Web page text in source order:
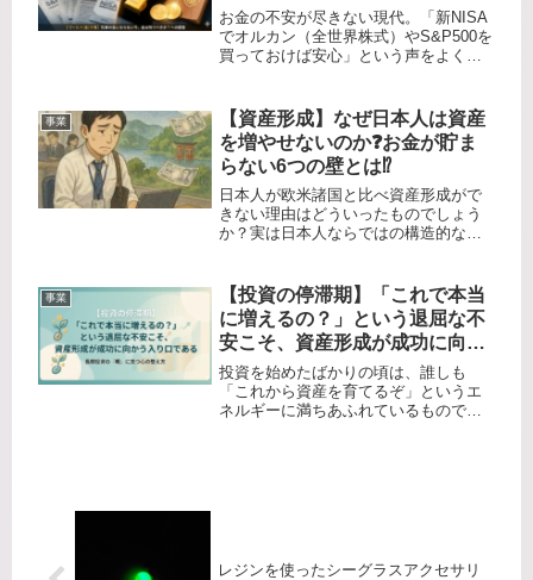
強のお守り
お金の不安が尽きない現代。「新NISA
でオルカン（全世界株式）やS&P500を
買っておけば安心」という声をよく耳
の緊迫化やインフレがニュースを賑わ
すなか、密かに、かつ強烈に...
事業
【資産形成】なぜ日本人は資産
を増やせないのか❓お金が貯ま
らない6つの壁とは⁉️
日本人が欧米諸国と比べ資産形成がで
きない理由はどういったものでしょう
か？実は日本人ならではの構造的な問
ができないんですね。主な構造的・仕
組みの問題は、以下の通りです。1....
事業
【投資の停滞期】「これで本当
に増えるの？」という退屈な不
安こそ、資産形成が成功に向か
う入り口である
投資を始めたばかりの頃は、誰しも
「これから資産を育てるぞ」というエ
ネルギーに満ちあふれているもので
レジンを使ったシーグラスアクセサリ